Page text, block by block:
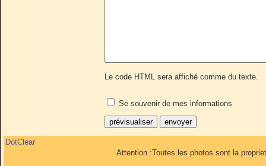
Le code HTML sera affiché comme du texte.
Se souvenir de mes informations
DotClear
Attention :Toutes les photos sont la